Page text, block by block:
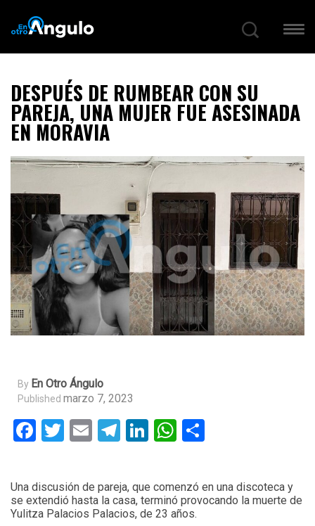
DESPUÉS DE RUMBEAR CON SU
PAREJA, UNA MUJER FUE ASESINADA
EN MORAVIA
By En Otro Ángulo
Published marzo 7, 2023
Facebook
Twitter
EmailTelegram
LinkedIn
WhatsApp
Una discusión de pareja, que comenzó en una discoteca y
se extendió hasta la casa, terminó provocando la muerte de
Yulitza Palacios Palacios, de 23 años.